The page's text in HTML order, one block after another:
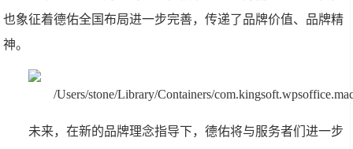
也象征着德佑全国布局进一步完善，传递了品牌价值、品牌精
神。
未来，在新的品牌理念指导下，德佑将与服务者们进一步